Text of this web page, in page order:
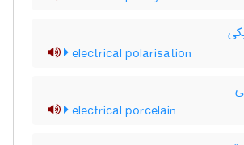
electrical polarisation
electrical porcelain